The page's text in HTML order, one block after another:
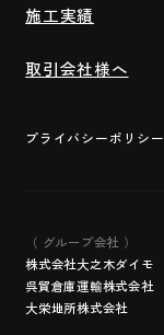
施工実績
取引会社様へ
プライバシーポリシー
（ グループ会社 ）
株式会社大之木ダイモ
呉貿倉庫運輸株式会社
大栄地所株式会社